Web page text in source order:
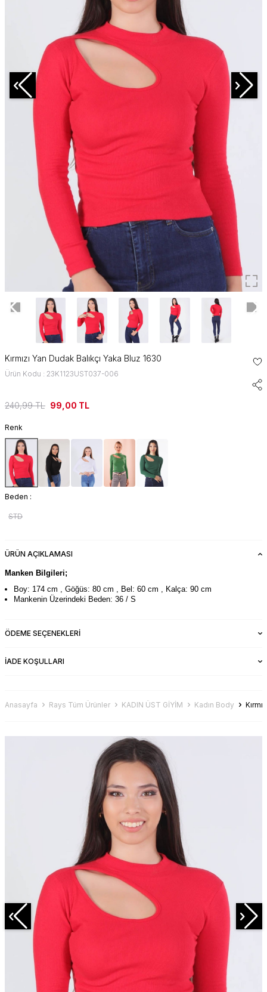
Kırmızı Yan Dudak Balıkçı Yaka Bluz 1630
Ürün Kodu : 23K1123UST037-006
240,99TL 99,00 TL
Renk
Beden :
STD
ÜRÜN AÇIKLAMASI
Manken Bilgileri;
Boy: 174 cm , Göğüs: 80 cm , Bel: 60 cm , Kalça: 90 cm
Mankenin Üzerindeki Beden: 36 / S
ÖDEME SEÇENEKLERI
İADE KOŞULLARI
Anasayfa Rays Tüm Ürünler KADIN ÜST GİYİM Kadın Body